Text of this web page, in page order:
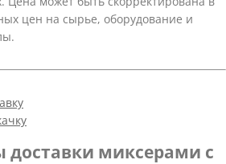
цен на сырье, оборудование и
доставки миксерами с